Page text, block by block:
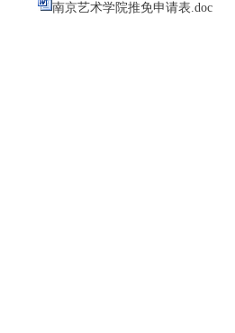
南京艺术学院推免申请表.doc